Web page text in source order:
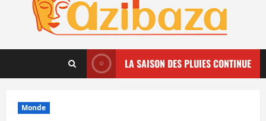
LA SAISON DES PLUIES CONTINUE
Monde